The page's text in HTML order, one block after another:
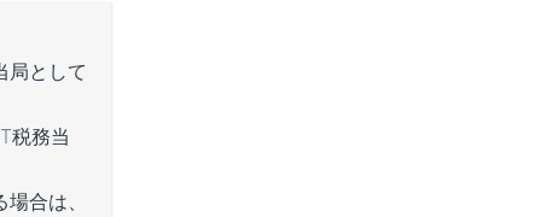
局として
税務当
合は、